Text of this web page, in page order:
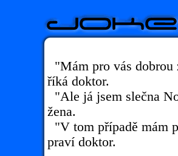
"Mám pro vás
říká doktor.
"Ale já jsem slečna
žena.
"V tom případě mám
praví doktor.